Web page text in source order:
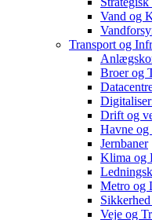
Vand og
Transport og
Broer og
Drift og
Havne
Jernbaner
Klima og
Metro og
Veje og